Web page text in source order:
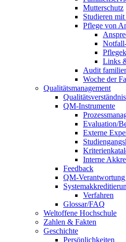
Mutterschutz
Studieren
Pflege von
Links
Audit
Woche der
Qualitätsmanagement
Qualitätsverständnis
QM-Instrumente
Evaluation/
Externe
Interne
Feedback
QM-
Verfahren
Glossar/FAQ
Weltoffene Hochschule
Zahlen & Fakten
Geschichte
Persönlichkeiten